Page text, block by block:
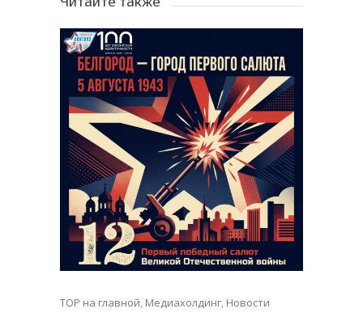
TOP на главной, Медиахолдинг, Новости